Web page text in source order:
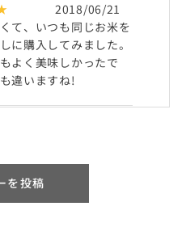
2018/06/21
て、いつも同じお米を
に購入してみました。
よく美味しかったで
違いますね!
冷めても美味しくいた
ずれがありませんので
を投稿